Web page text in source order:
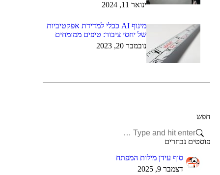
ינואר 11, 2024
מינוף AI ככלי למדידת אפקטיביות
של יחסי ציבור: טיפים ממומחים
נובמבר 20, 2023
חפש
Search:
פוסטים נבחרים
סוף עידן מילות המפתח
דצמבר 9, 2025